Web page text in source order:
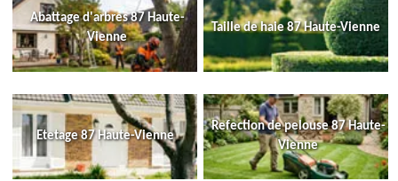
Abattage d'arbres 87 Haute-
Vienne
Taille de haie 87 Haute-Vienne
Etetage 87 Haute-Vienne
Refection de pelouse 87 Haute-
Vienne